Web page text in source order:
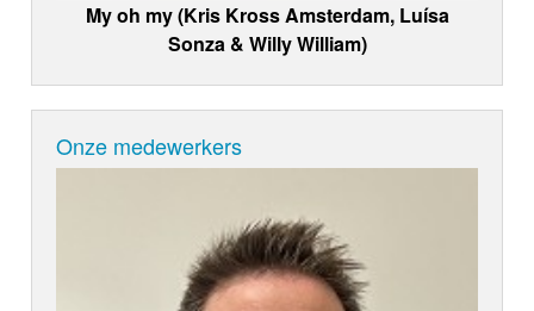
My oh my (Kris Kross Amsterdam, Luísa
Sonza & Willy William)
Onze medewerkers